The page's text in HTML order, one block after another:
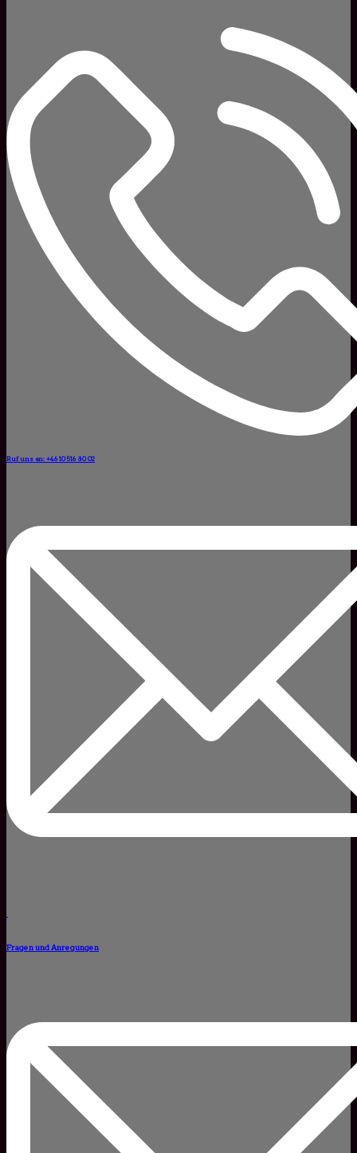
Ruf uns an: +46 10 516 80 02
Fragen und Anregungen